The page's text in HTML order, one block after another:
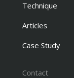
Technique
Articles
Case Study
Contact